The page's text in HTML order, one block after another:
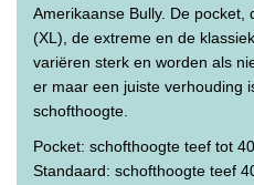
Amerikaanse Bully. De
(XL), de extreme en de
variëren sterk en worden als
er maar een juiste verhouding
schofthoogte.
Pocket: schofthoogte teef tot
Standaard: schofthoogte teef